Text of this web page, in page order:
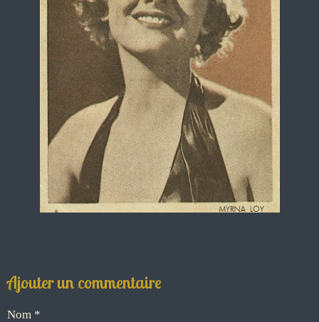
Ajouter un commentaire
Nom *